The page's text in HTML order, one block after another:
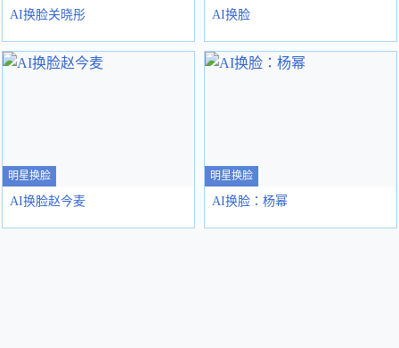
AI换脸关晓彤 AI换脸
明星换脸
AI换脸赵今麦
明星换脸
AI换脸：杨幂